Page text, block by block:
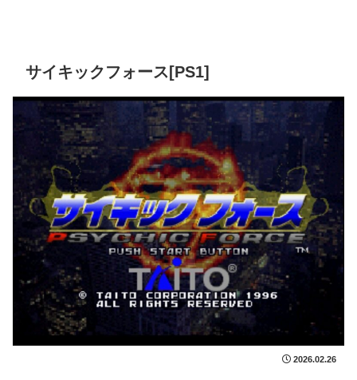
サイキックフォース[PS1]
2026.02.26